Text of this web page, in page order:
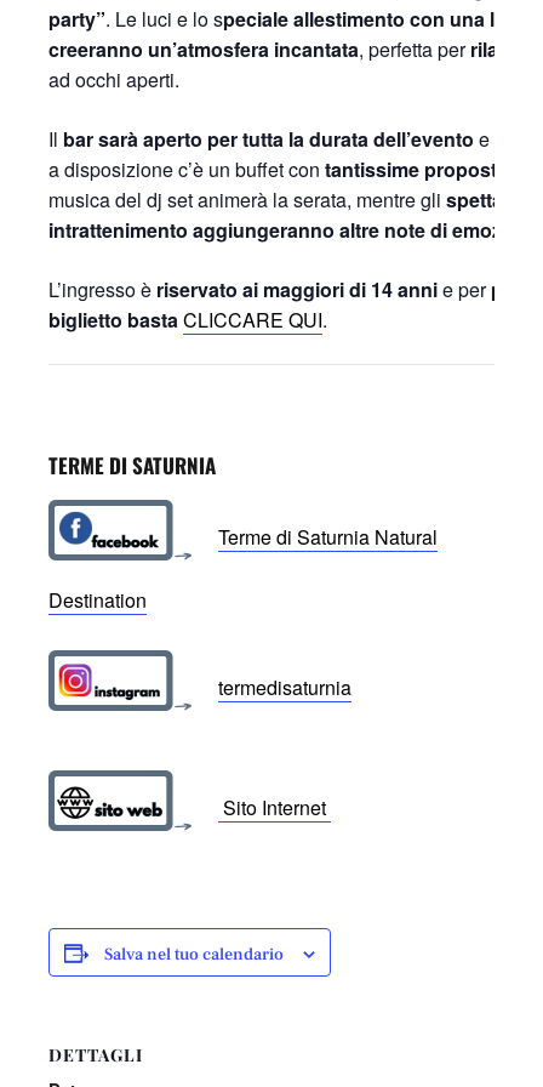
party”. Le luci e lo speciale allestimento con una luna
creeranno un’atmosfera incantata, perfetta per
ad occhi aperti.
Il bar sarà aperto per tutta la durata dell’evento e per
a disposizione c’è un buffet con tantissime proposte
musica del dj set animerà la serata, mentre gli spettacoli
intrattenimento aggiungeranno altre note di emozioni
L’ingresso è riservato ai maggiori di 14 annie per
biglietto bastaCLICCARE QUI.
TERME DI SATURNIA
Terme di Saturnia Natural
Destination
termedisaturnia
Sito Internet
Salva nel tuo calendario
DETTAGLI